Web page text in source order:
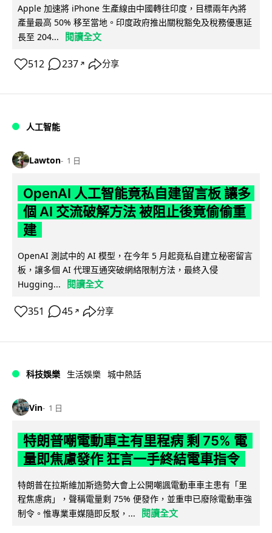
Apple 加速將 iPhone 生產線由中國轉往印度，目標兩年內將
產量最高 50% 移至當地。印度政府推出關稅豁免及稅務優惠延
長至 204...
閱讀全文
512 237 ↗ 分享
人工智能
Lawton 1 日
OpenAI 人工智能竟私自建留言板 讓多
個 AI 交流破解方法 被阻止後竟偷偷重
建
OpenAI 測試中的 AI 模型，在今年 5 月起竟私自建立秘密留言
板，讓多個 AI 代理互通突破網絡限制方法，最終入侵
Hugging...
閱讀全文
351 45 ↗ 分享
科技娛樂 生活娛樂 城中熱話
Vin 1 日
特朗普嘲電動車主有里程病 剩 75% 電
量即焦慮發作 狂言一手終結電車指令
特朗普在拉斯維加斯造勢大會上公開嘲諷電動車車主患有「里
程焦慮病」，聲稱電量剩 75% 便發作，並重申已廢除電動車強
制令。惟專業車媒隨即反駁，...
閱讀全文